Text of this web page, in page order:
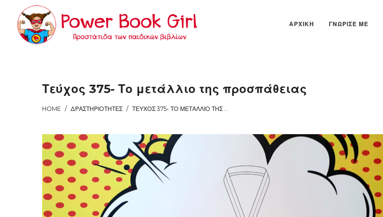
Power
Power ΑΡΧΙΚΉ ΓΝΏΡΙΣΕ ΜΕ
Τεύχος 375- Το μετάλλιο της προσπάθειας
HOME / ΔΡΑΣΤΗΡΙΌΤΗΤΕΣ / ΤΕΎΧΟΣ 375- ΤΟ ΜΕΤΆΛΛΙΟ ΤΗΣ ΠΡΟΣΠΆΘΕΙΑΣ